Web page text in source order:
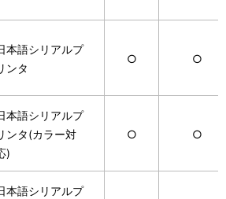
本語シリアルプ
ンタ
○ ○
本語シリアルプ
ンタ(カラー対
)
○ ○
本語シリアルプ